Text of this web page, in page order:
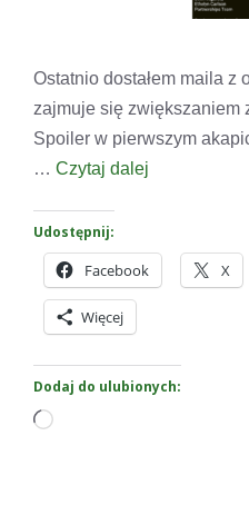
Ostatnio dostałem maila z
zajmuje się zwiększaniem
Spoiler w pierwszym
… Czytaj dalej
Udostępnij:
Facebook X
Więcej
Dodaj do ulubionych:
Wczytywanie…